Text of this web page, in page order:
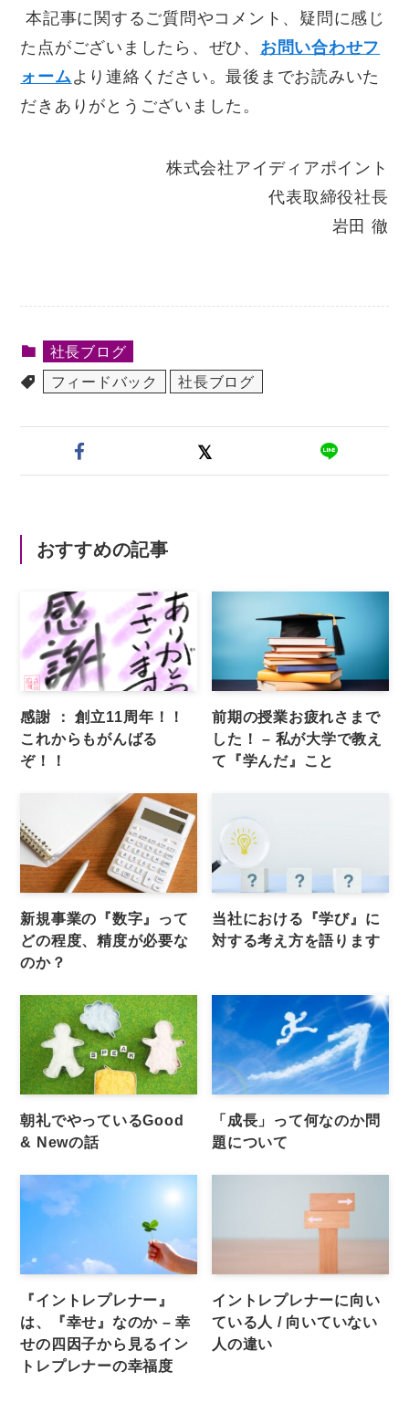
本記事に関するご質問やコメント、疑問に感じ
た点がございましたら、ぜひ、 お問い合わせフ
ォーム より連絡ください。最後までお読みいた
だきありがとうございました。
株式会社アイディアポイント
代表取締役社長
岩田 徹
社長ブログ
フィードバック
社長ブログ
おすすめの記事
感謝 ： 創立11周年！！
これからもがんばる
ぞ！！
前期の授業お疲れさまで
した！ – 私が大学で教え
て『学んだ』こと
新規事業の『数字』って
どの程度、精度が必要な
のか？
当社における『学び』に
対する考え方を語ります
朝礼でやっているGood
& Newの話
「成長」って何なのか問
題について
『イントレプレナー』
は、『幸せ』なのか – 幸
せの四因子から見るイン
トレプレナーの幸福度
イントレプレナーに向い
ている人 / 向いていない
人の違い